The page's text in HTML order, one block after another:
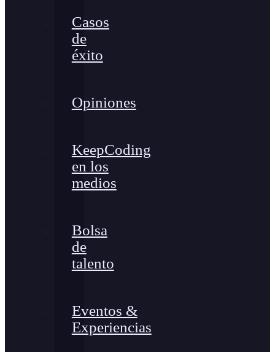
Casos
de
éxito
Opiniones
KeepCoding
en los
medios
Bolsa
de
talento
Eventos &
Experiencias